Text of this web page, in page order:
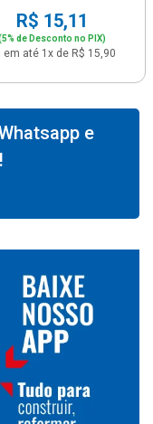
R$ 15,11
de Desconto no PIX)
em até 1x de R$ 15,90
e